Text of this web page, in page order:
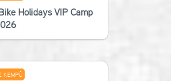
Holidays VIP Camp
KEMPŮ